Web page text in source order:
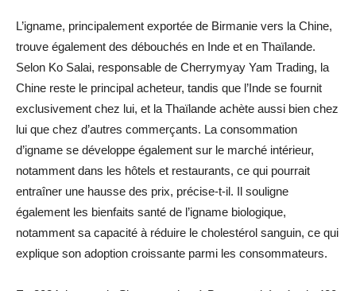
L’igname, principalement exportée de Birmanie vers la Chine,
trouve également des débouchés en Inde et en Thaïlande.
Selon Ko Salai, responsable de Cherrymyay Yam Trading, la
Chine reste le principal acheteur, tandis que l’Inde se fournit
exclusivement chez lui, et la Thaïlande achète aussi bien chez
lui que chez d’autres commerçants. La consommation
d’igname se développe également sur le marché intérieur,
notamment dans les hôtels et restaurants, ce qui pourrait
entraîner une hausse des prix, précise-t-il. Il souligne
également les bienfaits santé de l’igname biologique,
notamment sa capacité à réduire le cholestérol sanguin, ce qui
explique son adoption croissante parmi les consommateurs.